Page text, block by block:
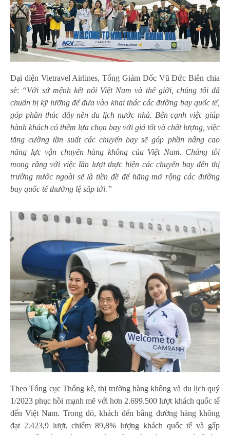
Đại diện Vietravel Airlines, Tổng Giám Đốc Vũ Đức Biên chia
sẻ: “Với sứ mệnh kết nối Việt Nam và thế giới, chúng tôi đã
chuẩn bị kỹ lưỡng để đưa vào khai thác các đường bay quốc tế,
góp phần thúc đẩy nền du lịch nước nhà. Bên cạnh việc giúp
hành khách có thêm lựa chọn bay với giá tốt và chất lượng, việc
tăng cường tần suất các chuyến bay sẽ góp phần nâng cao
năng lực vận chuyển hàng không của Việt Nam. Chúng tôi
mong rằng với việc lần lượt thực hiện các chuyến bay đến thị
trường nước ngoài sẽ là tiền đề để hãng mở rộng các đường
bay quốc tế thường lệ sắp tới.”
Theo Tổng cục Thống kê, thị trường hàng không và du lịch quý
1/2023 phục hồi mạnh mẽ với hơn 2.699.500 lượt khách quốc tế
đến Việt Nam. Trong đó, khách đến bằng đường hàng không
đạt 2.423,9 lượt, chiếm 89,8% lượng khách quốc tế và gấp